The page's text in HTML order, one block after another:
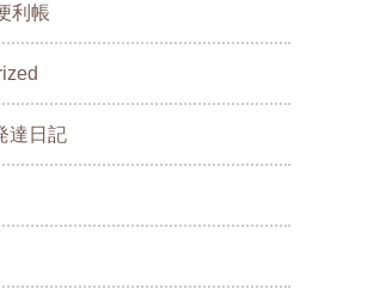
利帳
達日記